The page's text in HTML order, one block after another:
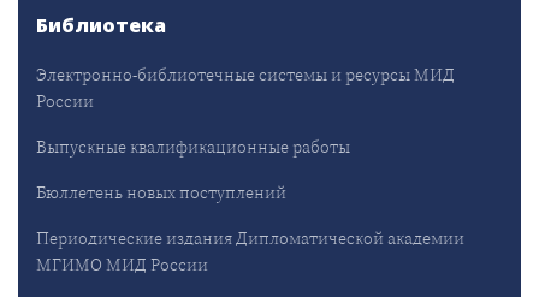
Библиотека
Электронно-библиотечные системы и ресурсы МИД
России
Выпускные квалификационные работы
Бюллетень новых поступлений
Периодические издания Дипломатической академии
МГИМО МИД России